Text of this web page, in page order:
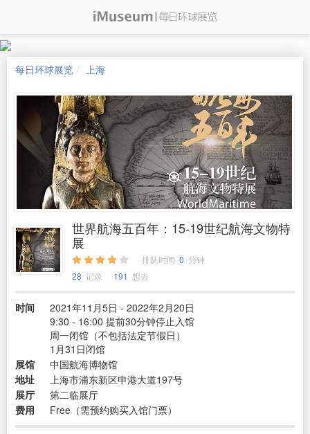
每日环球展览 上海
世界航海五百年：15-19世纪航海文物特
展
排队时间 0 分钟
28 记录 191 想去
时间
2021年11月5日 - 2022年2月20日
9:30 - 16:00 提前30分钟停止入馆
周一闭馆（不包括法定节假日）
1月31日闭馆
展馆
中国航海博物馆
地址
上海市浦东新区申港大道197号
展厅
第二临展厅
费用
Free（需预约购买入馆门票）